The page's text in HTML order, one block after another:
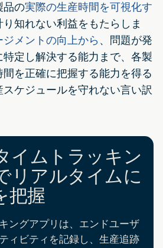
品の実際の生産時間を可視化す
知れない利益をもたらしま
メントの向上から 、問題が発
定し解決する能力まで、各製
を正確に把握する能力を得る
ケジュールを守れない言い訳
イムトラッキン
リアルタイムに
把握
ングアプリは、エンドユーザ
ィビティを記録し、生産追跡